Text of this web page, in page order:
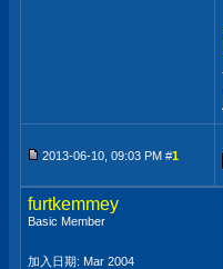
2013-06-10, 09:03 PM #1
furtkemmey
Basic Member
加入日期: Mar 2004